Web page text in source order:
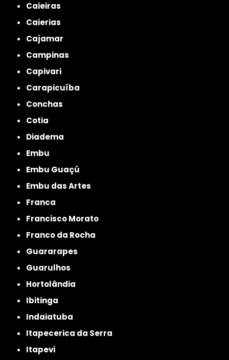
Caieiras
Caierias
Cajamar
Campinas
Capivari
Carapicuíba
Conchas
Cotia
Diadema
Embu
Embu Guaçú
Embu das Artes
Franca
Francisco Morato
Franco da Rocha
Guararapes
Guarulhos
Hortolândia
Ibitinga
Indaiatuba
Itapecerica da Serra
Itapevi